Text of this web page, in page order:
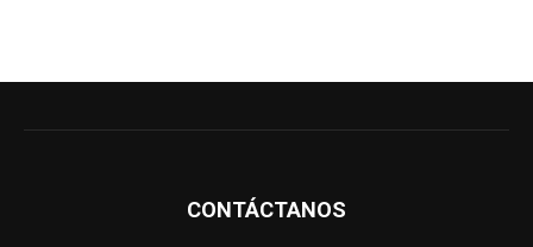
CONTÁCTANOS